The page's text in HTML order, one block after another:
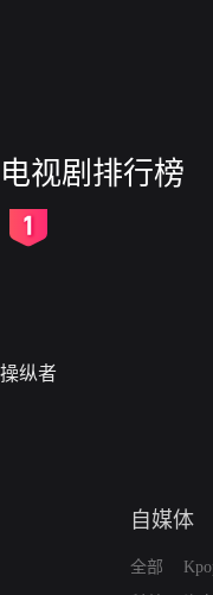
电视剧排行榜
操纵者
自媒体
全部